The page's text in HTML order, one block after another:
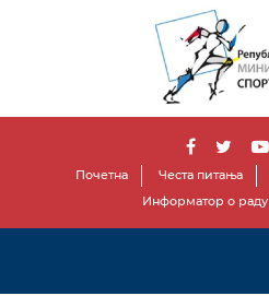
Почетна Честа питања
Информатор о раду